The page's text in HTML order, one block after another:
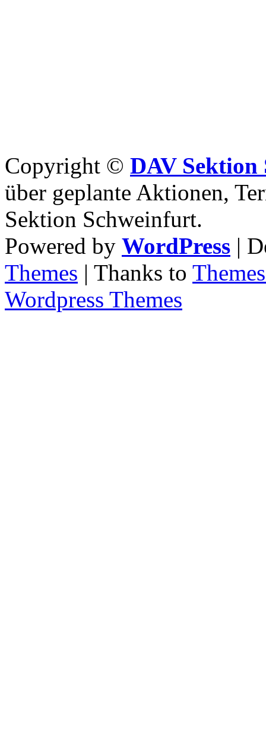
Copyright © DAV
über geplante Aktionen,
Sektion Schweinfurt.
Powered by WordPress |
Themes | Thanks to
Wordpress Themes